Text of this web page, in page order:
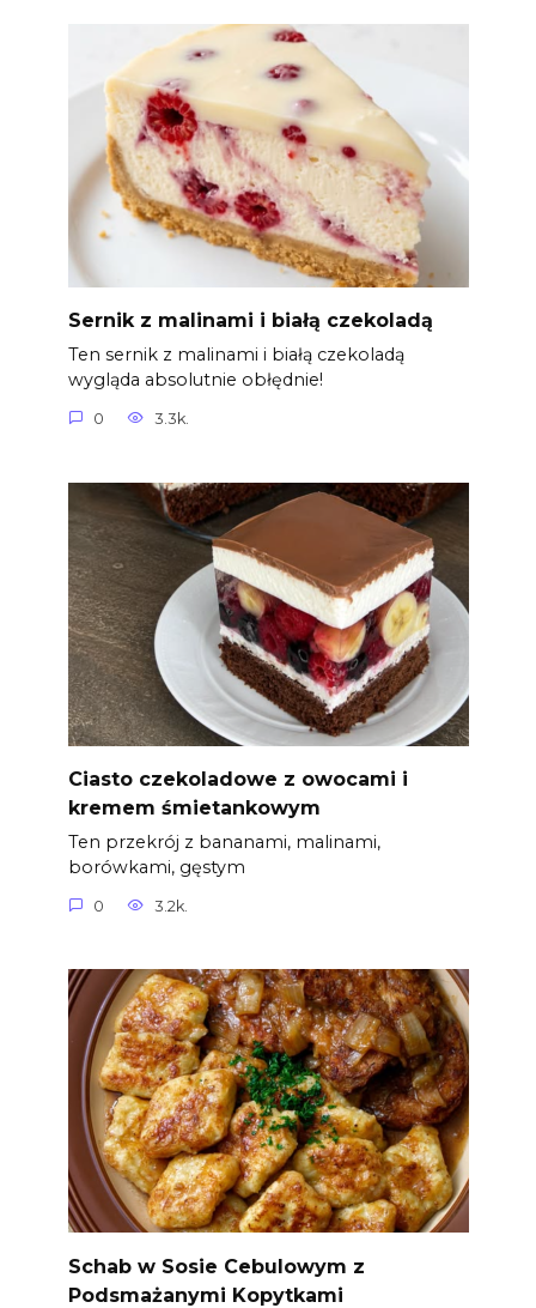
Sernik z malinami i białą czekoladą
Ten sernik z malinami i białą czekoladą
wygląda absolutnie obłędnie!
0 3.3k.
Ciasto czekoladowe z owocami i
kremem śmietankowym
Ten przekrój z bananami, malinami,
borówkami, gęstym
0 3.2k.
Schab w Sosie Cebulowym z
Podsmażanymi Kopytkami